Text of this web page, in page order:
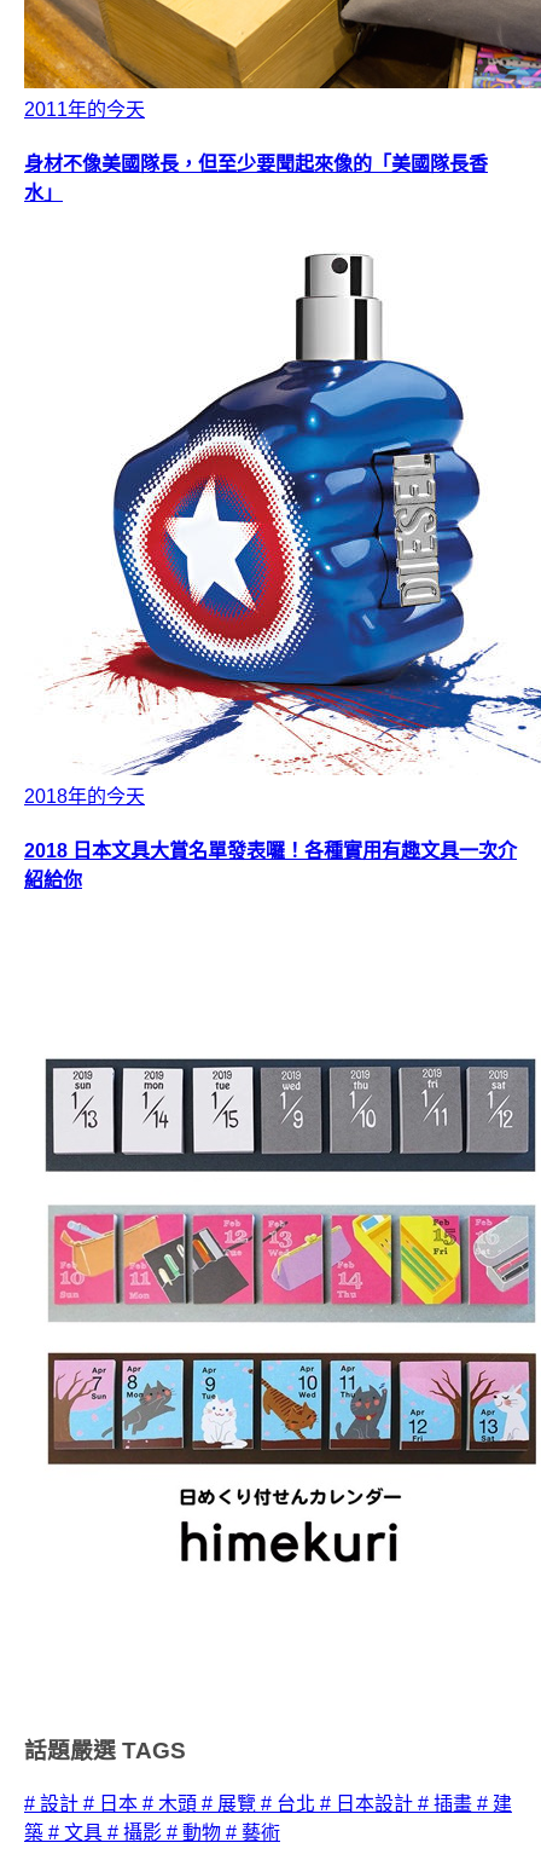
2011年的今天
身材不像美國隊長，但至少要聞起來像的「美國隊長香
水」
2018年的今天
2018 日本文具大賞名單發表囉！各種實用有趣文具一次介
紹給你
話題嚴選 TAGS
# 設計 # 日本 # 木頭 # 展覽 # 台北 # 日本設計 # 插畫 # 建
築 # 文具 # 攝影 # 動物 # 藝術